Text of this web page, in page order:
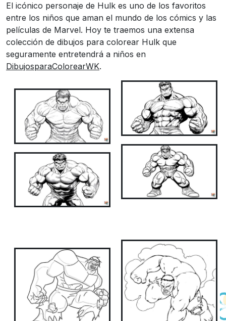
El icónico personaje de Hulk es uno de los favoritos
entre los niños que aman el mundo de los cómics y las
películas de Marvel. Hoy te traemos una extensa
colección de dibujos para colorear Hulk que
seguramente entretendrá a niños en
DibujosparaColorearWK.